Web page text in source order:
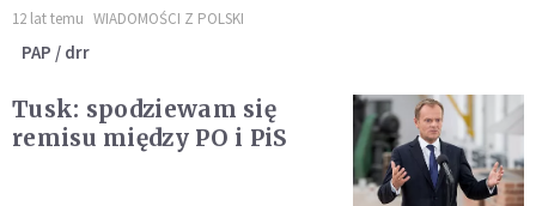
12 lat temu WIADOMOŚCI Z POLSKI
PAP / drr
Tusk: spodziewam się
remisu między PO i PiS